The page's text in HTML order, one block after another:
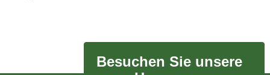
Besuchen Sie unsere